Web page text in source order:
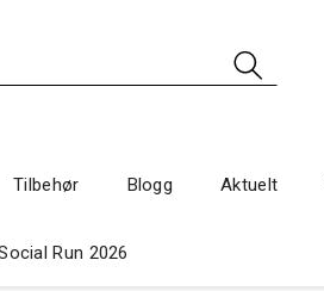
Tilbehør Blogg Aktuelt
Run 2026